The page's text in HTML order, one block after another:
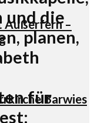
Außerfern –
Barwies
und die
planen,
für